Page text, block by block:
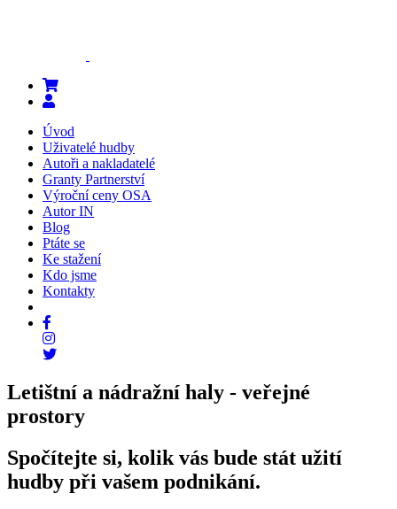
Úvod
Uživatelé hudby
Autoři a nakladatelé
Granty Partnerství
Výroční ceny OSA
Autor IN
Blog
Ptáte se
Ke stažení
Kdo jsme
Kontakty
Letištní a nádražní haly - veřejné
prostory
Spočítejte si, kolik vás bude stát užití
hudby při vašem podnikání.